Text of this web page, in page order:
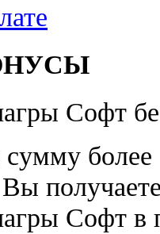
Софт
сумму более
Софт в